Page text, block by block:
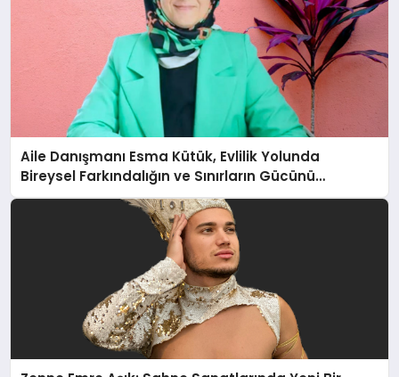
Aile Danışmanı Esma Kütük, Evlilik Yolunda
Bireysel Farkındalığın ve Sınırların Gücünü
Anlatıyor